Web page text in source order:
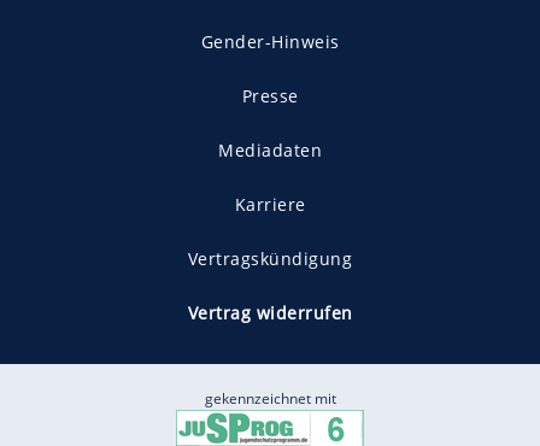
Gender-Hinweis
Presse
Mediadaten
Karriere
Vertragskündigung
Vertrag widerrufen
gekennzeichnet mit